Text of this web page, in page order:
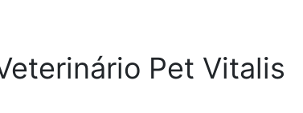
Pet Vitalis